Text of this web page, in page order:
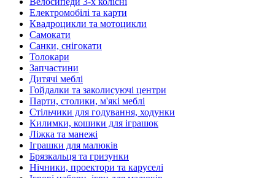
Електромобілі та карти
Квадроцикли та мотоцикли
Самокати
Санки, снігокати
Толокари
Запчастини
Дитячі меблі
Гойдалки та заколисуючі центри
Парти, столики, м'які меблі
Стільчики для годування, ходунки
Килимки, кошики для іграшок
Ліжка та манежі
Іграшки для малюків
Брязкальця та гризунки
Нічники, проектори та каруселі